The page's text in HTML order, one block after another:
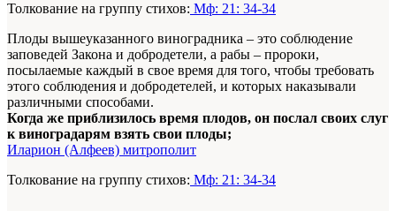
Толкование на группу стихов: Мф: 21: 34-34
Плоды вышеуказанного виноградника – это соблюдение
заповедей Закона и добродетели, а рабы – пророки,
посылаемые каждый в свое время для того, чтобы требовать
этого соблюдения и добродетелей, и которых наказывали
различными способами.
Когда же приблизилось время плодов, он послал своих слуг
к виноградарям взять свои плоды;
Иларион (Алфеев) митрополит
Толкование на группу стихов: Мф: 21: 34-34